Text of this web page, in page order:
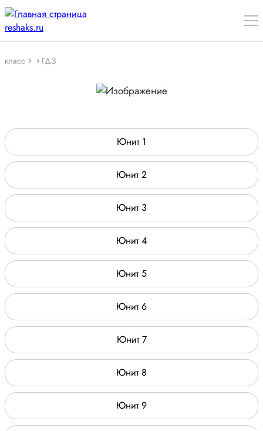
класс ГДЗ
Юнит 1
Юнит 2
Юнит 3
Юнит 4
Юнит 5
Юнит 6
Юнит 7
Юнит 8
Юнит 9